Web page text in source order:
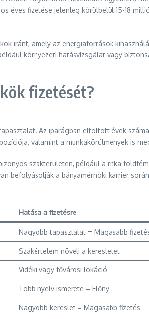
éves fizetése jelenleg körülbelül 15-18
iránt, amely az energiaforrások
környezeti hatásvizsgálat vagy
fizetését?
Az iparágban eltöltött évek
valamint a munkakörülmények is
szakterületen, például a ritka
befolyásolják a bányamérnöki karrier
Hatása a fizetésre
Nagyobb tapasztalat = Magasabb
Szakértelem növeli a keresletet
Vidéki vagy fővárosi lokáció
Több nyelv ismerete = Előny
Nagyobb kereslet = Magasabb fizetés